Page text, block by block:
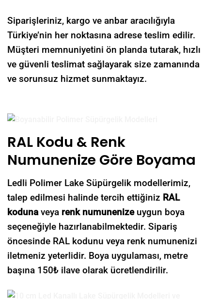
Siparişleriniz, kargo ve anbar aracılığıyla
Türkiye’nin her noktasına adrese teslim edilir.
Müşteri memnuniyetini ön planda tutarak, hızlı
ve güvenli teslimat sağlayarak size zamanında
ve sorunsuz hizmet sunmaktayız.
RAL Kodu & Renk
Numunenize Göre Boyama
Ledli Polimer Lake Süpürgelik modellerimiz,
talep edilmesi halinde tercih ettiğiniz RAL
kodunaveya renk numunenizeuygun boya
seçeneğiyle hazırlanabilmektedir. Sipariş
öncesinde RAL kodunu veya renk numunenizi
iletmeniz yeterlidir. Boya uygulaması, metre
başına 150₺ ilave olarak ücretlendirilir.